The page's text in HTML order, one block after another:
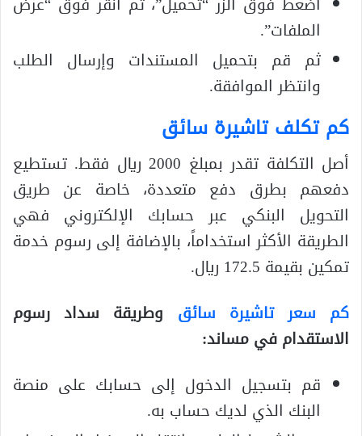
الملفات”.
ثم قم بتحميل المستندات وإرسال الطلب
وانتظر الموافقة.
كم تكلف تاشيرة سائق
أصل التكلفة تقدر بمبلغ 2000 ريال فقط. تستطيع
دفعهم بطرق دفع متعددة، خاصة عن طريق
التحويل البنكي عبر حسابك الإلكتروني فهي
الطريقة الأكثر استخداماً، بالإضافة إلى رسوم خدمة
تمكين بقيمة 172.5 ريال.
كم سعر تاشيرة سائق وطريقة سداد رسوم
الاستقدام في مساند:
قم بتسجيل الدخول إلى حسابك على منصة
البنك الذي لديك حساب به.